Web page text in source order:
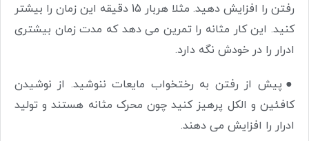
رفتن را افزایش دهید. مثلا هربار 15 دقیقه این زمان را بیشتر
کنید. این کار مثانه را تمرین می دهد که مدت زمان بیشتری
ادرار را در خودش نگه دارد.
● پیش از رفتن به رختخواب مایعات ننوشید. از نوشیدن
کافئین و الکل پرهیز کنید چون محرک مثانه هستند و تولید
ادرار را افزایش می دهند.